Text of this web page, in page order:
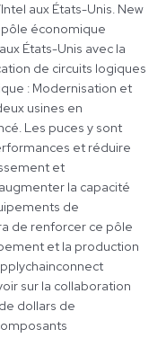
aux États-Unis. New
pôle économique
États-Unis avec la
de circuits logiques
: Modernisation et
usines en
Les puces y sont
et réduire
et
la capacité
de
de renforcer ce pôle
et la production
sur la collaboration
dollars de